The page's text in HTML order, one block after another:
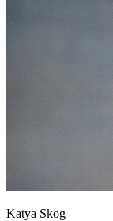
Katya Skog